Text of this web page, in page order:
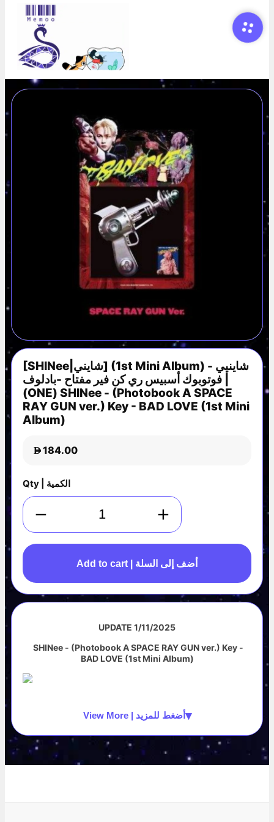
[SHINee|شايني] (1st Mini Album) شاينيي -
فوتوبوك أسبيس ري كن فير مفتاح -بادلوف |
(ONE) SHINee - (Photobook A SPACE
RAY GUN ver.) Key - BAD LOVE (1st Mini
Album)
D184.00
Qty | الكمية
− +
Add to cart | أضف إلى السلة
UPDATE 1/11/2025
SHINee - (Photobook A SPACE RAY GUN ver.) Key -
BAD LOVE (1st Mini Album)
View More | أضغط للمزيد▾